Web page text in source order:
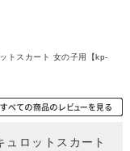
トスカート 女の子用【kp-
ュロットスカート